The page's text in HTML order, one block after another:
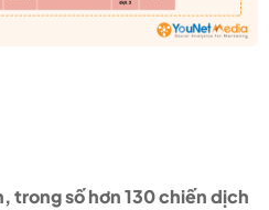
trong số hơn 130 chiến dịch